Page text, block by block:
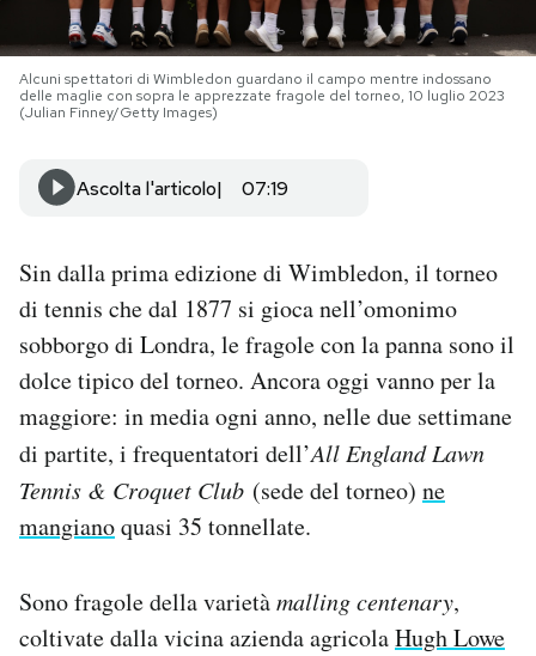
I MIEI PREFERITI
SHOP
CALENDARIO
Notifiche mobile
Regala il Post
Hai bisogno di aiuto?
Esci
Alcuni spettatori di Wimbledon guardano il campo mentre indossano
delle maglie con sopra le apprezzate fragole del torneo, 10 luglio 2023
(Julian Finney/Getty Images)
Ascolta l'articolo 07:19
Sin dalla prima edizione di Wimbledon, il torneo
di tennis che dal 1877 si gioca nell’omonimo
sobborgo di Londra, le fragole con la panna sono il
dolce tipico del torneo. Ancora oggi vanno per la
maggiore: in media ogni anno, nelle due settimane
di partite, i frequentatori dell’All England Lawn
Tennis & Croquet Club (sede del torneo) ne
mangianoquasi 35 tonnellate.
Sono fragole della varietàmalling centenary,
coltivate dalla vicina azienda agricolaHugh Lowe